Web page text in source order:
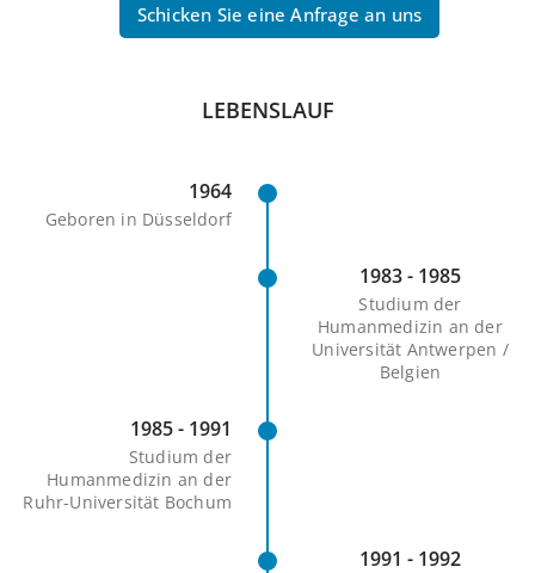
Schicken Sie eine Anfrage an uns
LEBENSLAUF
1964
Geboren in Düsseldorf
1983 - 1985
Studium der
Humanmedizin an der
Universität Antwerpen /
Belgien
1985 - 1991
Studium der
Humanmedizin an der
Ruhr-Universität Bochum
1991 - 1992